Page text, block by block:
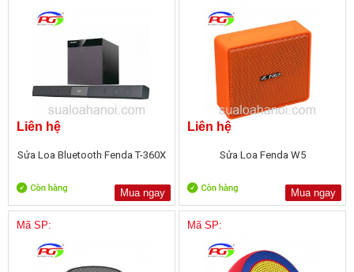
Liên hệ
Sửa Loa Bluetooth Fenda T-360X
Mua ngay
Liên hệ
Sửa Loa Fenda W5
Mua ngay
Mã SP: Mã SP: